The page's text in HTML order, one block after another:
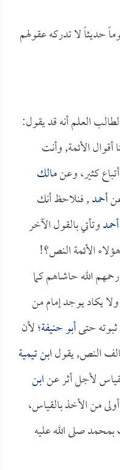
حديثاً لا تدركه عقولهم
العلم أنه قد يقول:
الأئمة, وأنت
كثير، وعنمالك
أحمد, فنلاحظ أنك
أحمدوتأتي بالقول الآخر
الأئمة النص؟!
الله حاشاهم كما
يكاد يوجد إمام من
حتىأبو حنيفة؛ لأن
النص, يقولابن تيمية
لأجل أثر عنابن
من الأخذ بالقياس،
صلى الله عليه